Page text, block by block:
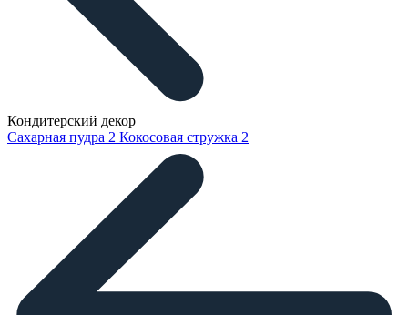
Кондитерский декор
Сахарная пудра 2 Кокосовая стружка 2